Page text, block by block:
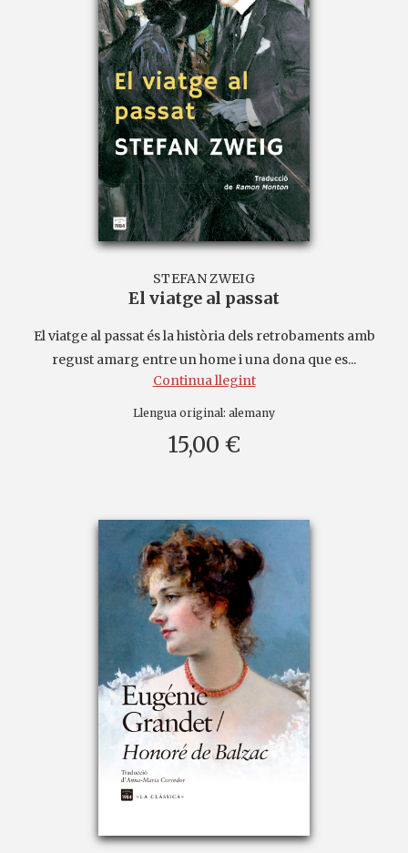
STEFAN ZWEIG
El viatge al passat
El viatge al passat és la història dels retrobaments amb
regust amarg entre un home i una dona que es...
Continua llegint
Llengua original: alemany
15,00 €